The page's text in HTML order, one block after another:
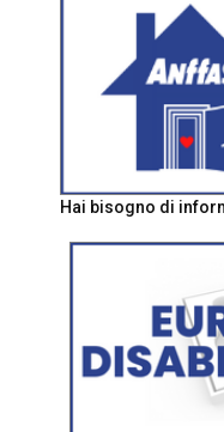
Hai bisogno di